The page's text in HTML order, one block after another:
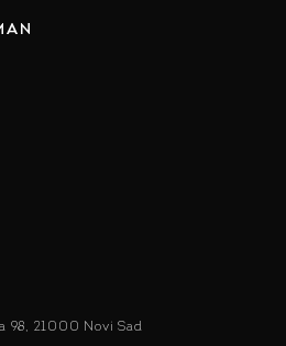
98, 21000 Novi Sad